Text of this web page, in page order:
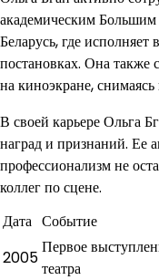
академическим Большим
Беларусь, где
постановках. Она также
на киноэкране,
В своей карьере Ольга
наград и признаний. Ее
профессионализм не
коллег по сцене.
Дата Событие
2005
Первое
театра